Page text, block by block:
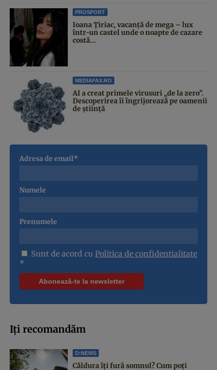
PROSPORT
Ioana Țiriac, vacanță de mega – lux
într-un castel unde o noapte de cazare
costă...
MEDIAFAX.RO
AI a creat primele virusuri „de la zero”.
Descoperirea îi îngrijorează pe oamenii
de știință
Adresa de email*
Numele
Prenumele
Sunt de acord cu Politica de confidentialitate
*
Iți recomandăm
D:NEWS
Căldura îți fură somnul? Cum poți